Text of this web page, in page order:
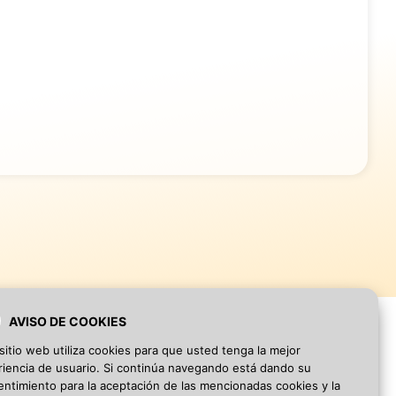
AVISO DE COOKIES
web utiliza cookies para que usted tenga la mejor
de usuario. Si continúa navegando está dando su
para la aceptación de las mencionadas cookies y la
·Aviso Legal·Política de privacidad